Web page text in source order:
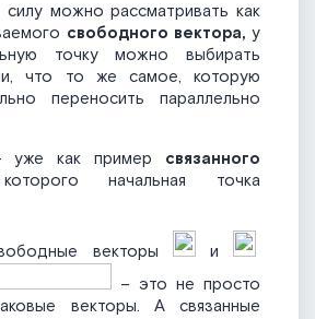
можно рассматривать как
свободного вектора, у
точку можно выбирать
что то же самое, которую
переносить параллельно
как пример связанного
начальная точка
векторы
и
– это не просто
векторы. А связанные